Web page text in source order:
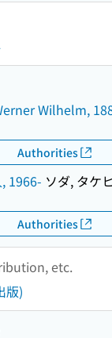
Wilhelm,
Authorities
1966- ソダ, タケ
Authorities
etc.
版)